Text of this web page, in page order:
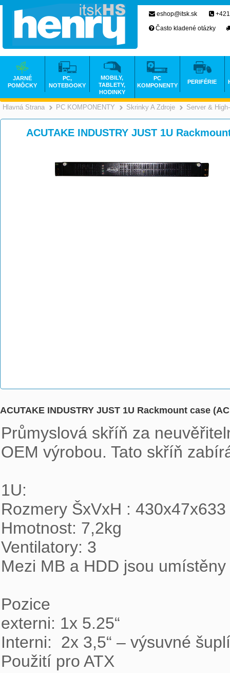
Hlavná Strana >
PC KOMPONENTY >
Skrinky A Zdroje Server &
ACUTAKE INDUSTRY JUST 1U
ACUTAKE INDUSTRY JUST 1U Rackmount case
Průmyslová skříň za
OEM výrobou. Tato skříň
1U:
Rozmery ŠxVxH : 430x47x633
Hmotnost: 7,2kg
Ventilatory: 3
Mezi MB a HDD jsou
Pozice
externi: 1x 5.25“
Interni:  2x 3,5“ – výsuvné
Použití pro ATX
eshop@itsk.sk
Často kladené otázky
JARNÉ
POMÔCKY
PC,
NOTEBOOKY
MOBILY,
TABLETY,
HODINKY
PC
KOMPONENTY
PERIFÉRIE